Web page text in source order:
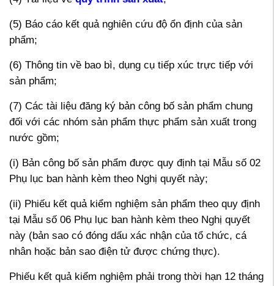
(5) Báo cáo kết quả nghiên cứu độ ổn định của sản
phẩm;
(6) Thông tin về bao bì, dụng cụ tiếp xúc trực tiếp với
sản phẩm;
(7) Các tài liệu đăng ký bản công bố sản phẩm chung
đối với các nhóm sản phẩm thực phẩm sản xuất trong
nước gồm;
(i) Bản công bố sản phẩm được quy định tại Mẫu số 02
Phụ lục ban hành kèm theo Nghị quyết này;
(ii) Phiếu kết quả kiểm nghiệm sản phẩm theo quy định
tại Mẫu số 06 Phụ lục ban hành kèm theo Nghị quyết
này (bản sao có đóng dấu xác nhận của tổ chức, cá
nhân hoặc bản sao điện tử được chứng thực).
Phiếu kết quả kiểm nghiệm phải trong thời hạn 12 tháng